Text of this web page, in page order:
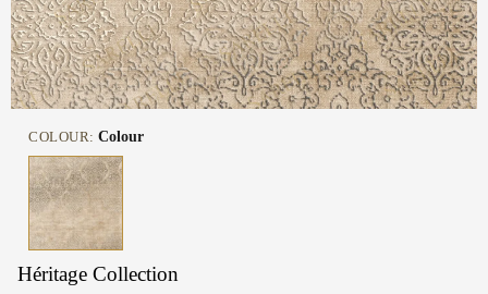
COLOUR:Colour
Héritage Collection